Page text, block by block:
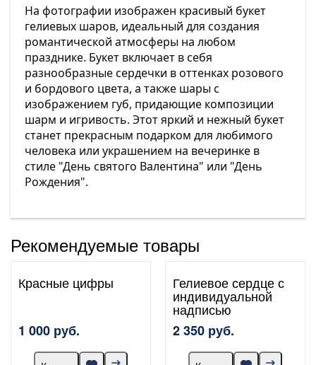
На фотографии изображен красивый букет
гелиевых шаров, идеальный для создания
романтической атмосферы на любом
празднике. Букет включает в себя
разнообразные сердечки в оттенках розового
и бордового цвета, а также шары с
изображением губ, придающие композиции
шарм и игривость. Этот яркий и нежный букет
станет прекрасным подарком для любимого
человека или украшением на вечеринке в
стиле "День святого Валентина" или "День
Рождения".
Рекомендуемые товары
Красные цифры
1 000 руб.
Гелиевое сердце с
индивидуальной
надписью
2 350 руб.